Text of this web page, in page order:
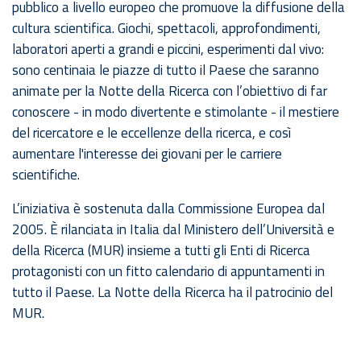
pubblico a livello europeo che promuove la diffusione della
cultura scientifica. Giochi, spettacoli, approfondimenti,
laboratori aperti a grandi e piccini, esperimenti dal vivo:
sono centinaia le piazze di tutto il Paese che saranno
animate per la Notte della Ricerca con l’obiettivo di far
conoscere - in modo divertente e stimolante - il mestiere
del ricercatore e le eccellenze della ricerca, e così
aumentare l'interesse dei giovani per le carriere
scientifiche.
L’iniziativa è sostenuta dalla Commissione Europea dal
2005. È rilanciata in Italia dal Ministero dell’Università e
della Ricerca (MUR) insieme a tutti gli Enti di Ricerca
protagonisti con un fitto calendario di appuntamenti in
tutto il Paese. La Notte della Ricerca ha il patrocinio del
MUR.